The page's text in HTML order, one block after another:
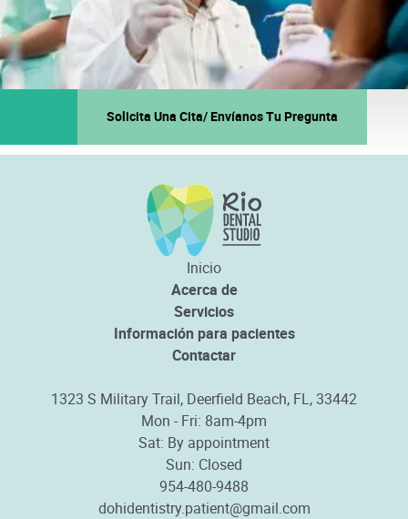
Solicita Una Cita/ Envíanos Tu Pregunta
1323 S Military Trail, Deerfield Beach, FL, 33442
Mon - Fri: 8am-4pm
Sat: By appointment
Sun: Closed
954-480-9488
dohidentistry.patient@gmail.com
Inicio
Acerca de
Servicios
Información para pacientes
Contactar